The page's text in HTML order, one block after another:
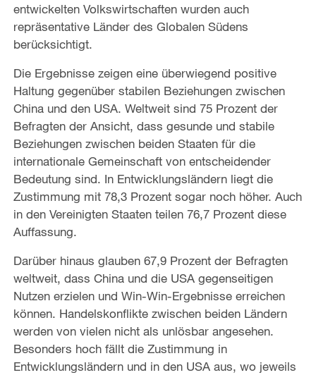
entwickelten Volkswirtschaften wurden auch
repräsentative Länder des Globalen Südens
berücksichtigt.
Die Ergebnisse zeigen eine überwiegend positive
Haltung gegenüber stabilen Beziehungen zwischen
China und den USA. Weltweit sind 75 Prozent der
Befragten der Ansicht, dass gesunde und stabile
Beziehungen zwischen beiden Staaten für die
internationale Gemeinschaft von entscheidender
Bedeutung sind. In Entwicklungsländern liegt die
Zustimmung mit 78,3 Prozent sogar noch höher. Auch
in den Vereinigten Staaten teilen 76,7 Prozent diese
Auffassung.
Darüber hinaus glauben 67,9 Prozent der Befragten
weltweit, dass China und die USA gegenseitigen
Nutzen erzielen und Win-Win-Ergebnisse erreichen
können. Handelskonflikte zwischen beiden Ländern
werden von vielen nicht als unlösbar angesehen.
Besonders hoch fällt die Zustimmung in
Entwicklungsländern und in den USA aus, wo jeweils